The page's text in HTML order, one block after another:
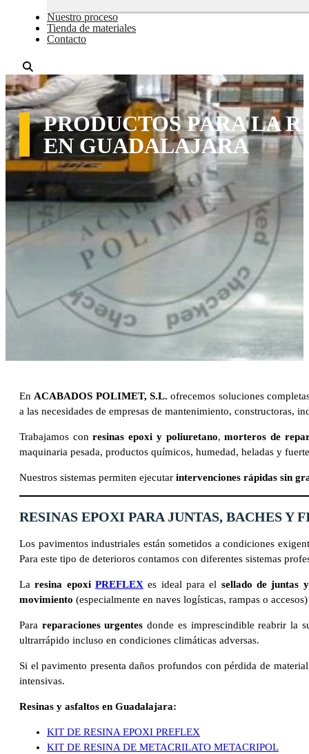
Nuestro proceso
Tienda de materiales
Contacto
PRODUCTOS PARA LA
EN GUADALAJARA
En ACABADOS POLIMET, S.L. ofrecemos soluciones
a las necesidades de empresas de mantenimiento, constructoras,
Trabajamos conresinas epoxi y poliuretano,morteros de
maquinaria pesada, productos químicos, humedad, heladas y
Nuestros sistemas permiten ejecutar intervenciones rápidas sin
RESINAS EPOXI PARA JUNTAS, BACHES Y
Los pavimentos industriales están sometidos a condiciones
Para este tipo de deterioros contamos con diferentes sistemas
Laresina epoxi PREFLEX es ideal para el sellado de juntas
movimiento (especialmente en naves logísticas, rampas o
Para reparaciones urgentes donde es imprescindible reabrir la
ultrarrápido incluso en condiciones climáticas adversas.
Si el pavimento presenta daños profundos con pérdida de
intensivas.
Resinas y asfaltos en Guadalajara:
KIT DE RESINA EPOXI PREFLEX
KIT DE RESINA DE METACRILATO METACRIPOL